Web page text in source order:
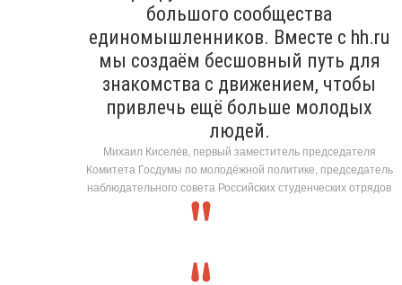
большого сообщества
единомышленников. Вместе с hh.ru
мы создаём бесшовный путь для
знакомства с движением, чтобы
привлечь ещё больше молодых
людей.
Михаил Киселёв, первый заместитель председателя
Комитета Госдумы по молодёжной политике, председатель
наблюдательного совета Российских студенческих отрядов